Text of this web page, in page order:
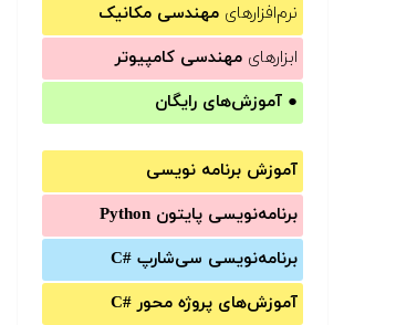
نرم‌افزارهای مهندسی مکانیک
ابزارهای مهندسی کامپیوتر
● آموزش‌های رایگان
آموزش برنامه نویسی
برنامه‌نویسی پایتون Python
برنامه‌‌نویسی سی‌شارپ C#‎
آموزش‌های پروژه محور #C